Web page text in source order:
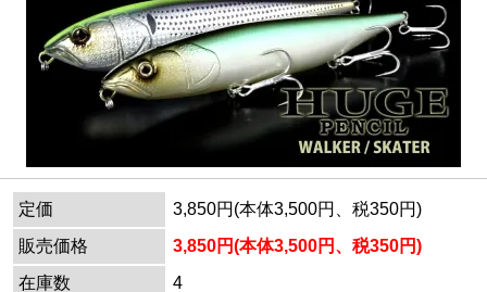
定価
3,850円(本体3,500円、税350円)
販売価格
3,850円(本体3,500円、税350円)
在庫数
4